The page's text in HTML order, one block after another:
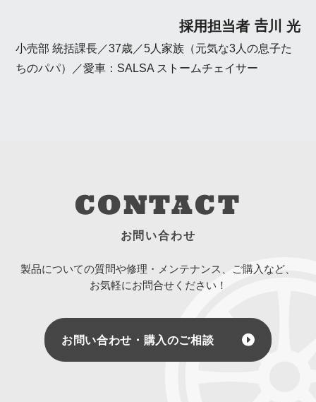
採用担当者 𠮷川 光
小売部 統括課長／37歳／5人家族（元気な3人の息子た
ちのパパ）／愛車：SALSA ストームチェイサー
CONTACT
お問い合わせ
製品についての質問や修理・メンテナンス、ご購入など、
お気軽にお問合せください！
お問い合わせ・購入のご相談